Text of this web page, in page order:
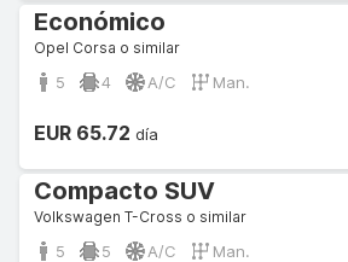
Económico
Opel Corsa o similar
5 4 A/C Man.
EUR 65.72 día
Compacto SUV
Volkswagen T-Cross o similar
5 5 A/C Man.